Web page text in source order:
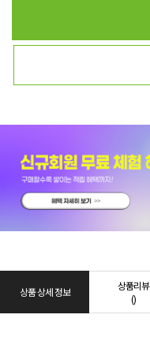
상품 상세 정보
상품리뷰
()